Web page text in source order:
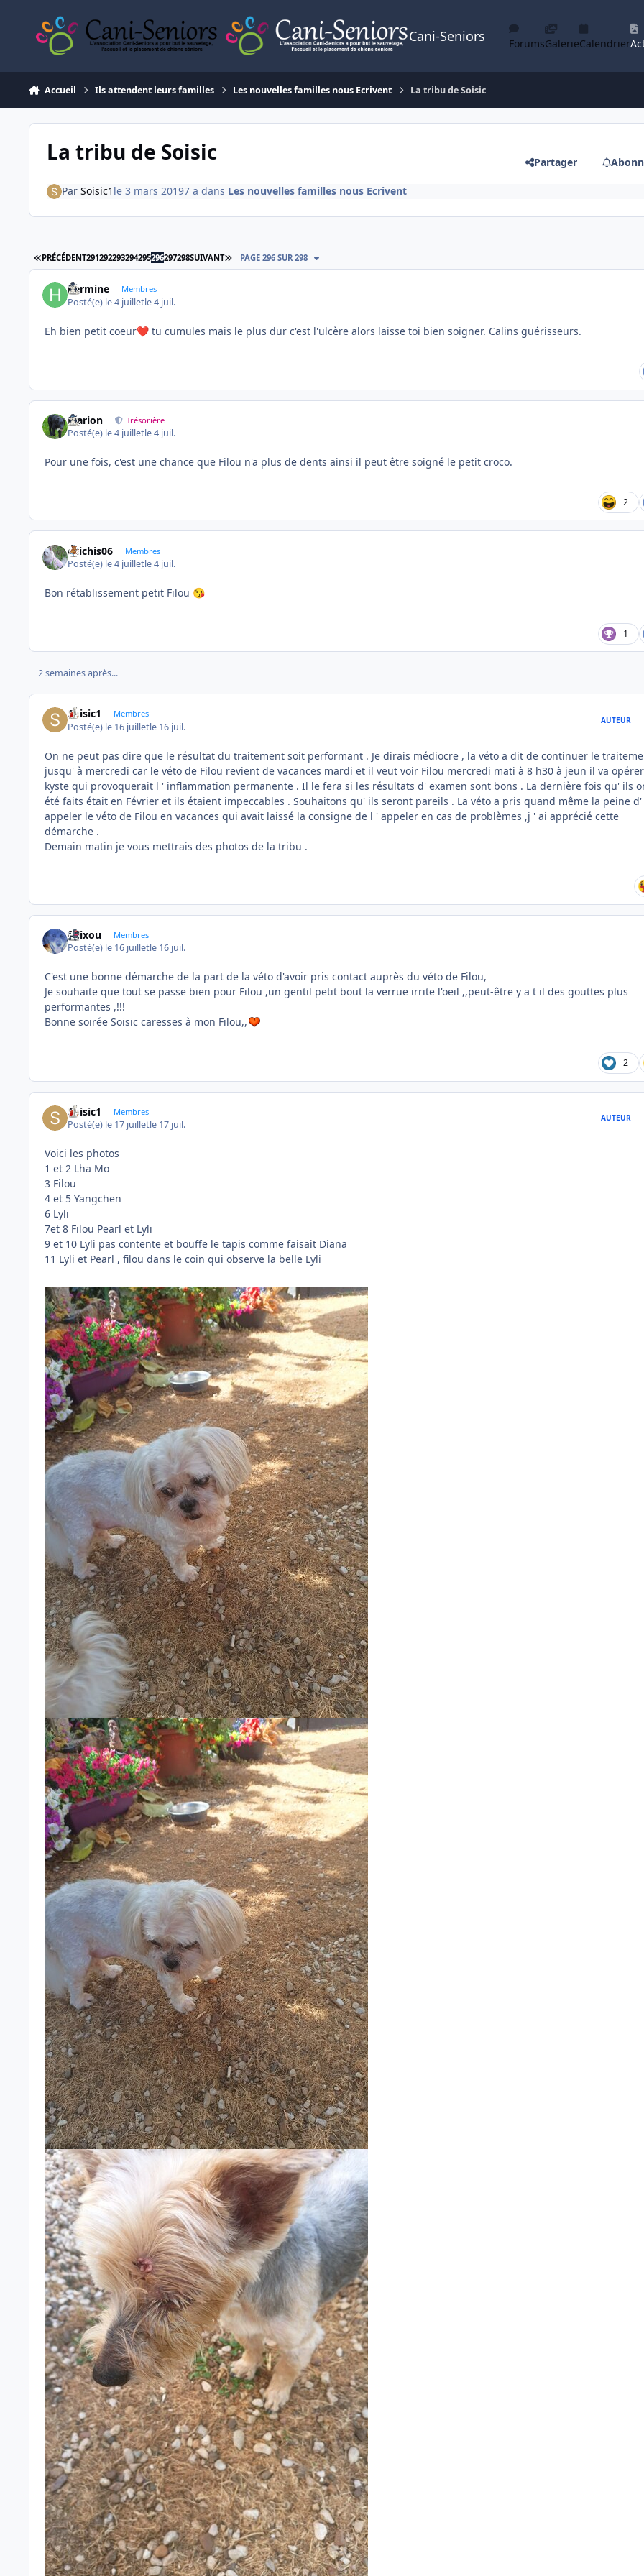
Cani-Seniors ForumsGalerieCalendrier
Accueil Ils attendent leurs familles Les nouvelles familles nous Ecrivent La tribu de Soisic
La tribu de Soisic Partager
Par Soisic1 le 3 mars 20197 a dans Les nouvelles familles nous Ecrivent
PREMIÈRE PAGE
PRÉCÉDENT291292293294295296297298SUIVANT DERNIÈRE PAGE
PAGE 296 SUR 298
hermine Membres
Posté(e) le 4 juilletle 4 juil.
Eh bien petit coeur❤️ tu cumules mais le plus dur c'est l'ulcère alors laisse toi bien soigner. Calins guérisseurs.
Marion Trésorière
Posté(e) le 4 juilletle 4 juil.
Pour une fois, c'est une chance que Filou n'a plus de dents ainsi il peut être soigné le petit croco.
2
chichis06 Membres
Posté(e) le 4 juilletle 4 juil.
Bon rétablissement petit Filou 😘
1
2 semaines après...
Soisic1 Membres
Posté(e) le 16 juilletle 16 juil.
AUTEUR
On ne peut pas dire que le résultat du traitement soit performant . Je dirais médiocre , la véto a dit de continuer le
jusqu' à mercredi car le véto de Filou revient de vacances mardi et il veut voir Filou mercredi mati à 8 h30 à jeun il va
kyste qui provoquerait l ' inflammation permanente . Il le fera si les résultats d' examen sont bons . La dernière fois qu' ils
été faits était en Février et ils étaient impeccables . Souhaitons qu' ils seront pareils . La véto a pris quand même la peine d'
appeler le véto de Filou en vacances qui avait laissé la consigne de l ' appeler en cas de problèmes ,j ' ai apprécié cette
démarche .
Demain matin je vous mettrais des photos de la tribu .
felixou Membres
Posté(e) le 16 juilletle 16 juil.
C'est une bonne démarche de la part de la véto d'avoir pris contact auprès du véto de Filou,
Je souhaite que tout se passe bien pour Filou ,un gentil petit bout la verrue irrite l'oeil ,,peut-être y a t il des gouttes plus
performantes ,!!!
Bonne soirée Soisic caresses à mon Filou,,
2
Soisic1 Membres
Posté(e) le 17 juilletle 17 juil.
AUTEUR
Voici les photos
1 et 2 Lha Mo
3 Filou
4 et 5 Yangchen
6 Lyli
7et 8 Filou Pearl et Lyli
9 et 10 Lyli pas contente et bouffe le tapis comme faisait Diana
11 Lyli et Pearl , filou dans le coin qui observe la belle Lyli